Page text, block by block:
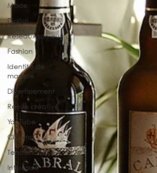
Mode
Digital
Réseaux sociaux
Fashion
Identité de
marque
Divertissement
Revue créative
YouTube
Cinéma
Tendances
Influence